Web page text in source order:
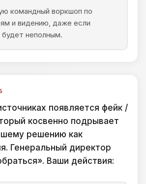
командный воркшоп по
и видению, даже если
будет неполным.
появляется фейк /
косвенно подрывает
решению как
Генеральный директор
Ваши действия: